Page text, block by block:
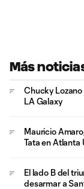
Más
Chucky
LA Galaxy
Mauricio
Tata en Atlanta
El lado B del
desarmar a